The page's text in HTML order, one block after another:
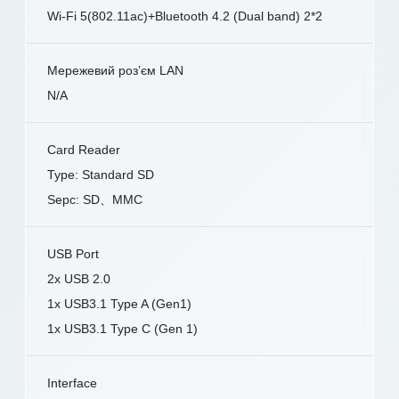
Wi-Fi 5(802.11ac)+Bluetooth 4.2 (Dual band) 2*2
Мережевий роз’єм LAN
N/A
Card Reader
Type: Standard SD
Sepc: SD、MMC
USB Port
2x USB 2.0
1x USB3.1 Type A (Gen1)
1x USB3.1 Type C (Gen 1)
Interface